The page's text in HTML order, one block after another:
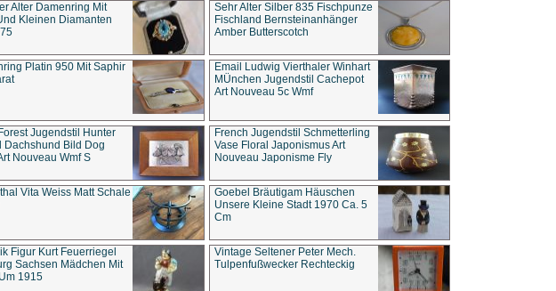
Alter Damenring Mit
Kleinen Diamanten
Sehr Alter Silber 835 Fischpunze
Fischland Bernsteinanhänger
Amber Butterscotch
Platin 950 Mit Saphir
Email Ludwig Vierthaler Winhart
MÜnchen Jugendstil Cachepot
Art Nouveau 5c Wmf
Jugendstil Hunter
Dachshund Bild Dog
Nouveau Wmf S
French Jugendstil Schmetterling
Vase Floral Japonismus Art
Nouveau Japonisme Fly
Vita Weiss Matt Schale
Goebel Bräutigam Häuschen
Unsere Kleine Stadt 1970 Ca. 5
Cm
Figur Kurt Feuerriegel
Sachsen Mädchen Mit
1915
Vintage Seltener Peter Mech.
Tulpenfußwecker Rechteckig